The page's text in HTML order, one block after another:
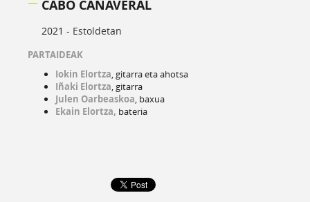
CABO CAÑAVERAL
2021 - Estoldetan
PARTAIDEAK
Iokin Elortza, gitarra eta ahotsa
Iñaki Elortza, gitarra
Julen Oarbeaskoa, baxua
Ekain Elortza, bateria